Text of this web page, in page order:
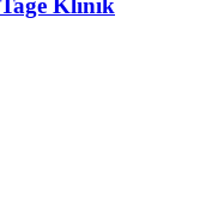
Tage Klinik